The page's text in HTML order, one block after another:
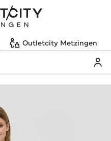
Outletcity Metzingen